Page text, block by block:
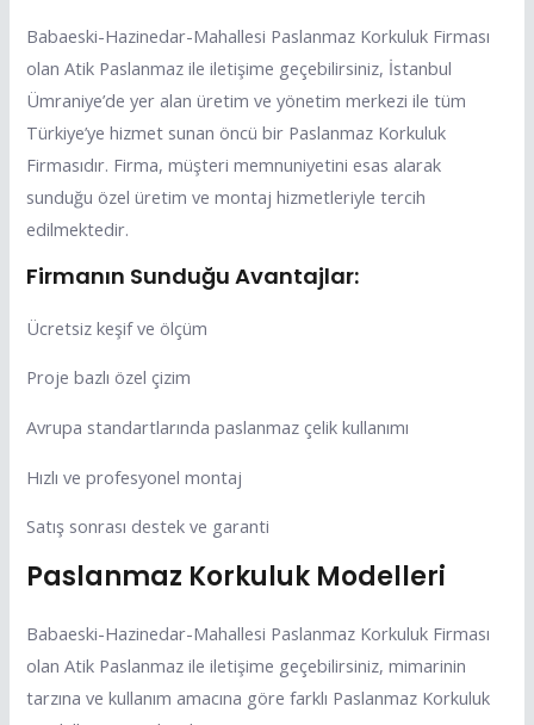
Babaeski-Hazinedar-Mahallesi Paslanmaz Korkuluk Firması
olan Atik Paslanmaz ile iletişime geçebilirsiniz, İstanbul
Ümraniye’de yer alan üretim ve yönetim merkezi ile tüm
Türkiye’ye hizmet sunan öncü bir Paslanmaz Korkuluk
Firmasıdır. Firma, müşteri memnuniyetini esas alarak
sunduğu özel üretim ve montaj hizmetleriyle tercih
edilmektedir.
Firmanın Sunduğu Avantajlar:
Ücretsiz keşif ve ölçüm
Proje bazlı özel çizim
Avrupa standartlarında paslanmaz çelik kullanımı
Hızlı ve profesyonel montaj
Satış sonrası destek ve garanti
Paslanmaz Korkuluk Modelleri
Babaeski-Hazinedar-Mahallesi Paslanmaz Korkuluk Firması
olan Atik Paslanmaz ile iletişime geçebilirsiniz, mimarinin
tarzına ve kullanım amacına göre farklı Paslanmaz Korkuluk